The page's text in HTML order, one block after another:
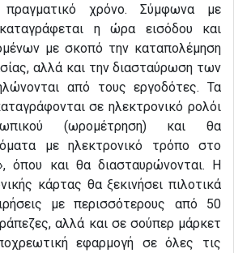
χρόνο. Σύμφωνα με
η ώρα εισόδου και
με σκοπό την καταπολέμηση
αλλά και την διασταύρωση των
από τους εργοδότες. Τα
σε ηλεκτρονικό ρολόι
(ωρομέτρηση) και θα
με ηλεκτρονικό τρόπο στο
όπου και θα διασταυρώνονται. Η
κάρτας θα ξεκινήσει πιλοτικά
με περισσότερους από 50
αλλά και σε σούπερ μάρκετ
εφαρμογή σε όλες τις